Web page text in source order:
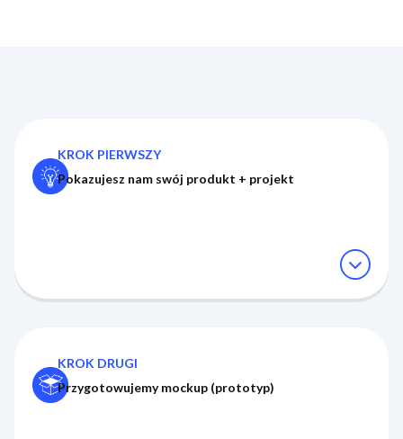
KROK PIERWSZY
Pokazujesz nam swój produkt + projekt
expand_circle_down
KROK DRUGI
Przygotowujemy mockup (prototyp)